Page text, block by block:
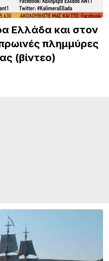
Ελλάδα και στον
πλημμύρες
(βίντεο)